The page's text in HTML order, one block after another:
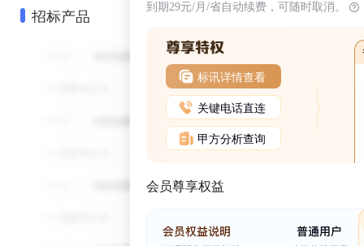
招标产品 到期29元/月/省自动续费，可随时取消。
标讯详情查看
关键电话直连
甲方分析查询
会员尊享权益